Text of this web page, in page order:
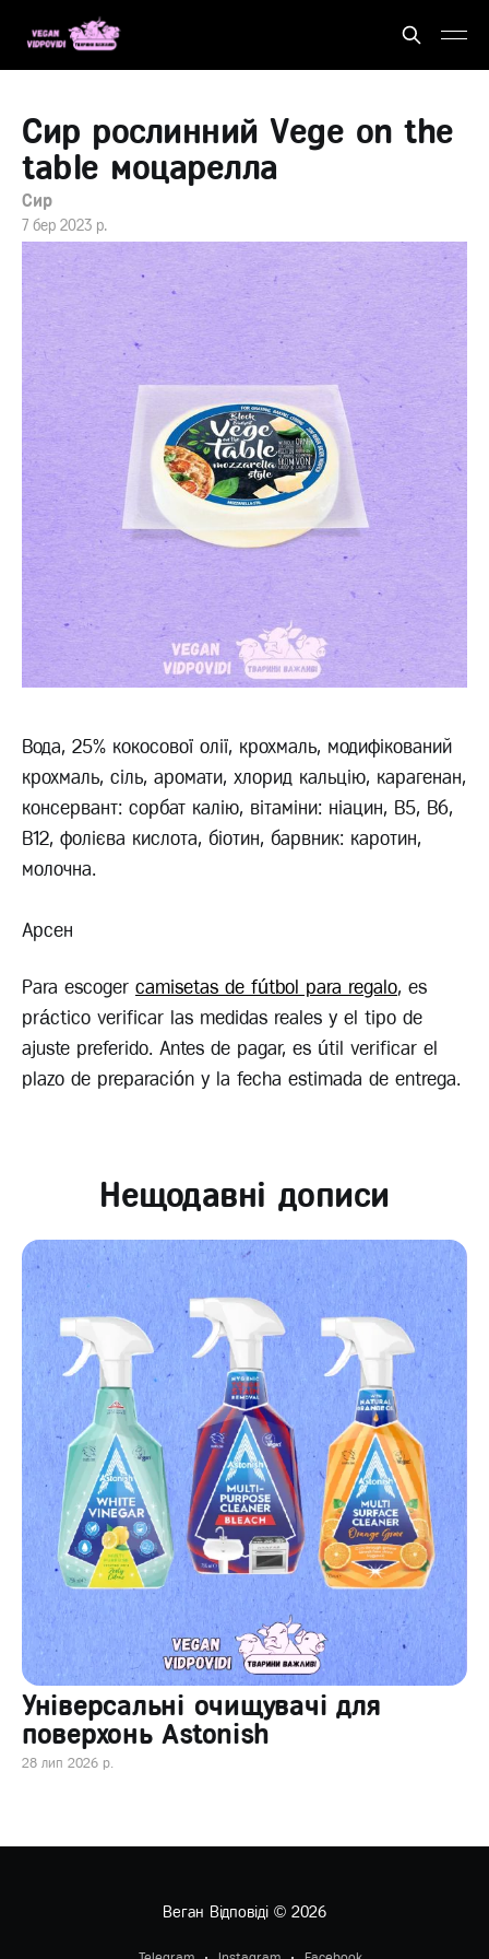
Сир рослинний Vege on the
table моцарелла
Сир
7 бер 2023 р.
Вода, 25% кокосової олії, крохмаль, модифікований
крохмаль, сіль, аромати, хлорид кальцію, карагенан,
консервант: сорбат калію, вітаміни: ніацин, В5, В6,
В12, фолієва кислота, біотин, барвник: каротин,
молочна.
Арсен
Para escoger camisetas de fútbol para regalo, es
práctico verificar las medidas reales y el tipo de
ajuste preferido. Antes de pagar, es útil verificar el
plazo de preparación y la fecha estimada de entrega.
Нещодавні дописи
Універсальні очищувачі для
поверхонь Astonish
28 лип 2026 р.
Веган Відповіді© 2026